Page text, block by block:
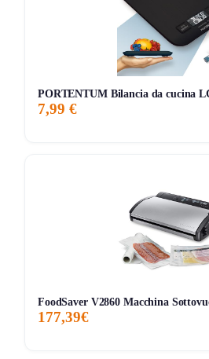
PORTENTUM Bilancia da cucina
7,99 €
FoodSaver V2860 Macchina
177,39€